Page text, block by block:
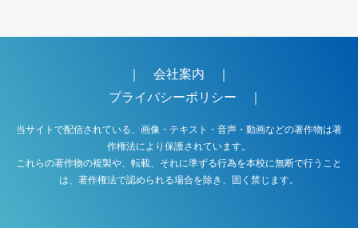
｜ 会社案内
｜
プライバシーポリシー
｜
当サイトで配信されている、画像・テキスト・音声・動画などの著作物は著
作権法により保護されています。
これらの著作物の複製や、転載、それに準ずる行為を本校に無断で行うこと
は、著作権法で認められる場合を除き、固く禁じます。